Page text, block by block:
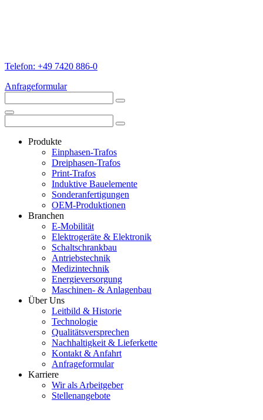
Telefon: +49 7420 886-0
Anfrageformular
Produkte
Einphasen-Trafos
Dreiphasen-Trafos
Print-Trafos
Induktive Bauelemente
Sonderanfertigungen
OEM-Produktionen
Branchen
E-Mobilität
Elektrogeräte & Elektronik
Schaltschrankbau
Antriebstechnik
Medizintechnik
Energieversorgung
Maschinen- & Anlagenbau
Über Uns
Leitbild & Historie
Technologie
Qualitätsversprechen
Nachhaltigkeit & Lieferkette
Kontakt & Anfahrt
Anfrageformular
Karriere
Wir als Arbeitgeber
Stellenangebote